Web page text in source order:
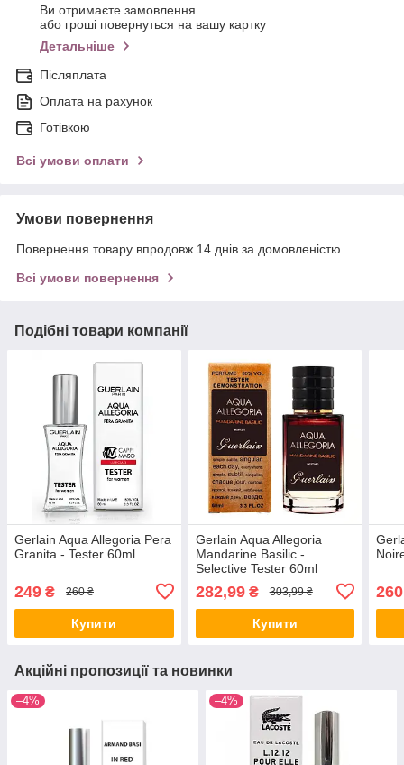
Ви отримаєте замовлення
або гроші повернуться на вашу картку
Детальніше
Післяплата
Оплата на рахунок
Готівкою
Всі умови оплати
Умови повернення
Повернення товару впродовж 14 днів за домовленістю
Всі умови повернення
Подібні товари компанії
Gerlain Aqua Allegoria Pera
Granita - Tester 60ml
249 ₴ 260 ₴
Купити
Gerlain Aqua Allegoria
Mandarine Basilic -
Selective Tester 60ml
282,99₴ 303,99 ₴
Купити
260
Акційні пропозиції та новинки
–4% –4%